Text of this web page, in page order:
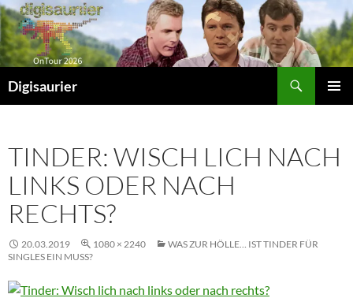
Zum
Inhalt
springen
Digisaurier
TINDER: WISCH LICH NACH
LINKS ODER NACH
RECHTS?
20.03.2019 1080 × 2240
WAS ZUR HÖLLE… IST TINDER FÜR
SINGLES EIN MUSS?